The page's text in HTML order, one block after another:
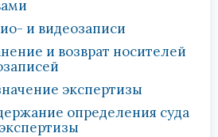
и видеозаписи
и возврат носителей
экспертизы
определения суда